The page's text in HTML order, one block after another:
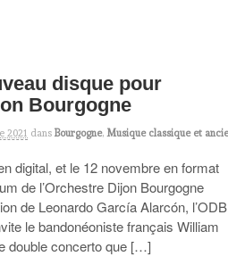
disque pour
Bourgogne
2021 dans Bourgogne,Musique classique et
digital, et le 12 novembre en format
de l’Orchestre Dijon Bourgogne
de Leonardo García Alarcón,
le bandonéoniste français William
double concerto que […]